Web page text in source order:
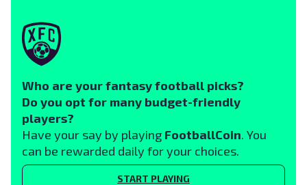
Who are your fantasy football picks?
Do you opt for many budget-friendly
players?
Have your say by playing FootballCoin. You
can be rewarded daily for your choices.
START PLAYING